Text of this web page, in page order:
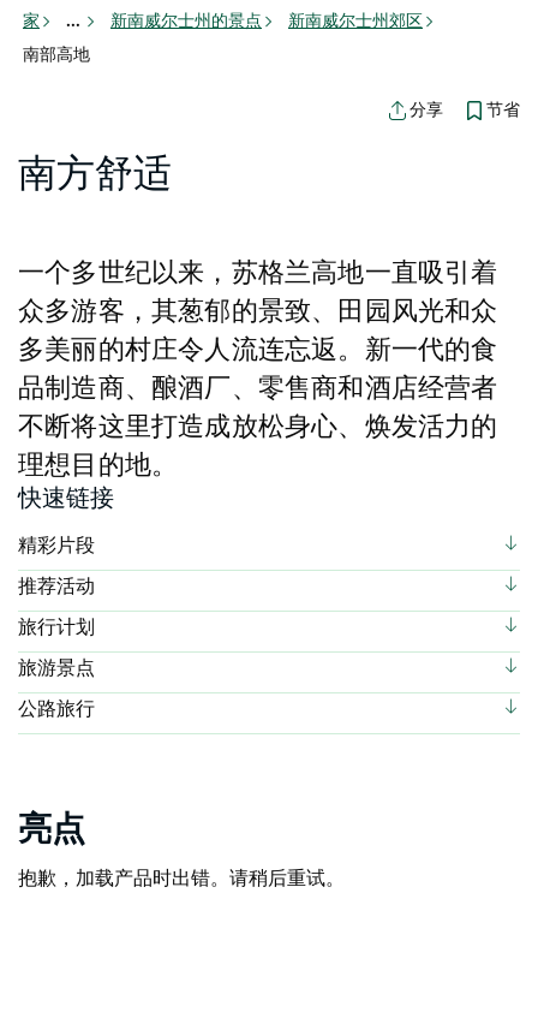
家 ... 新南威尔士州的景点
新南威尔士州郊区
南部高地
分享 节省
南方舒适
一个多世纪以来，苏格兰高地一直吸引着
众多游客，其葱郁的景致、田园风光和众
多美丽的村庄令人流连忘返。新一代的食
品制造商、酿酒厂、零售商和酒店经营者
不断将这里打造成放松身心、焕发活力的
理想目的地。
快速链接
精彩片段
推荐活动
旅行计划
旅游景点
公路旅行
亮点
抱歉，加载产品时出错。请稍后重试。